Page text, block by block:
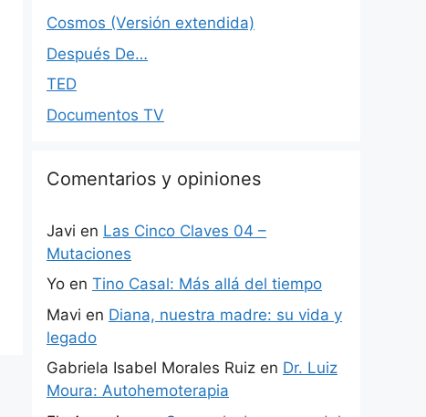
Cosmos (Versión extendida)
Después De…
TED
Documentos TV
Comentarios y opiniones
Javi en Las Cinco Claves 04 –
Mutaciones
Yo en Tino Casal: Más allá del tiempo
Mavi en Diana, nuestra madre: su vida y
legado
Gabriela Isabel Morales Ruiz en Dr. Luiz
Moura: Autohemoterapia